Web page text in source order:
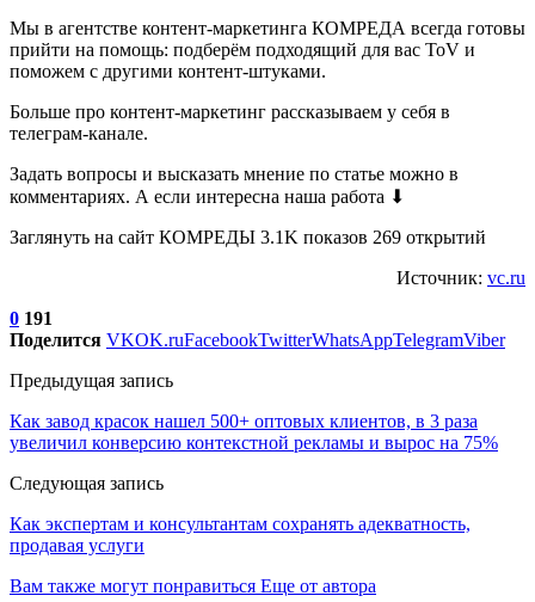
Мы в агентстве контент-маркетинга КОМРЕДА всегда готовы
прийти на помощь: подберём подходящий для вас ToV и
поможем с другими контент-штуками.
Больше про контент-маркетинг рассказываем у себя в
телеграм-канале.
Задать вопросы и высказать мнение по статье можно в
комментариях. А если интересна наша работа ⬇
Заглянуть на сайт КОМРЕДЫ 3.1K показов 269 открытий
Источник: vc.ru
0 191
Поделится VKOK.ruFacebookTwitterWhatsAppTelegramViber
Предыдущая запись
Как завод красок нашел 500+ оптовых клиентов, в 3 раза
увеличил конверсию контекстной рекламы и вырос на 75%
Следующая запись
Как экспертам и консультантам сохранять адекватность,
продавая услуги
Вам также могут понравиться Еще от автора